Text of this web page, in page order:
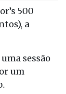
500
a
sessão
um